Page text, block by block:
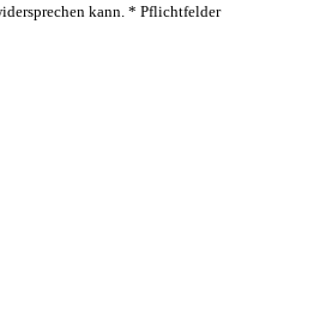
kann. * Pflichtfelder